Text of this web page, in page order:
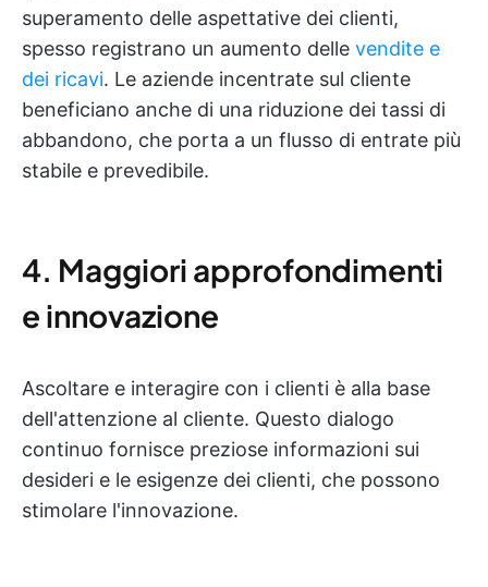
superamento delle aspettative dei clienti,
spesso registrano un aumento delle vendite e
dei ricavi. Le aziende incentrate sul cliente
beneficiano anche di una riduzione dei tassi di
abbandono, che porta a un flusso di entrate più
stabile e prevedibile.
4. Maggiori approfondimenti
e innovazione
Ascoltare e interagire con i clienti è alla base
dell'attenzione al cliente. Questo dialogo
continuo fornisce preziose informazioni sui
desideri e le esigenze dei clienti, che possono
stimolare l'innovazione.